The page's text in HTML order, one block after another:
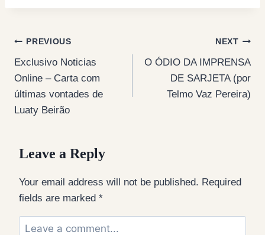
Post
navigation
PREVIOUS
Exclusivo Noticias
Online – Carta com
últimas vontades de
Luaty Beirão
NEXT
O ÓDIO DA IMPRENSA
DE SARJETA (por
Telmo Vaz Pereira)
Leave a Reply
Your email address will not be published. Required
fields are marked *